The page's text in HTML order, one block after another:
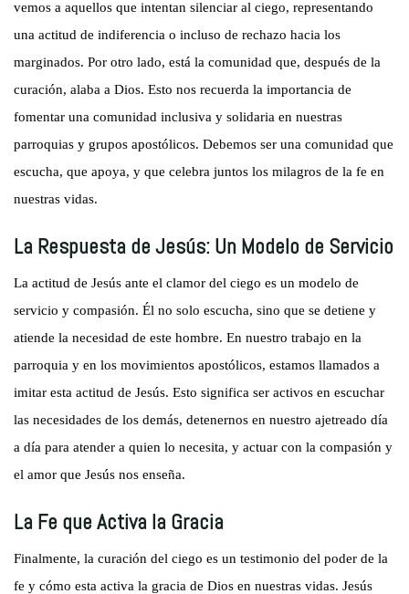
vemos a aquellos que intentan silenciar al ciego, representando
una actitud de indiferencia o incluso de rechazo hacia los
marginados. Por otro lado, está la comunidad que, después de la
curación, alaba a Dios. Esto nos recuerda la importancia de
fomentar una comunidad inclusiva y solidaria en nuestras
parroquias y grupos apostólicos. Debemos ser una comunidad que
escucha, que apoya, y que celebra juntos los milagros de la fe en
nuestras vidas.
La Respuesta de Jesús: Un Modelo de Servicio
La actitud de Jesús ante el clamor del ciego es un modelo de
servicio y compasión. Él no solo escucha, sino que se detiene y
atiende la necesidad de este hombre. En nuestro trabajo en la
parroquia y en los movimientos apostólicos, estamos llamados a
imitar esta actitud de Jesús. Esto significa ser activos en escuchar
las necesidades de los demás, detenernos en nuestro ajetreado día
a día para atender a quien lo necesita, y actuar con la compasión y
el amor que Jesús nos enseña.
La Fe que Activa la Gracia
Finalmente, la curación del ciego es un testimonio del poder de la
fe y cómo esta activa la gracia de Dios en nuestras vidas. Jesús